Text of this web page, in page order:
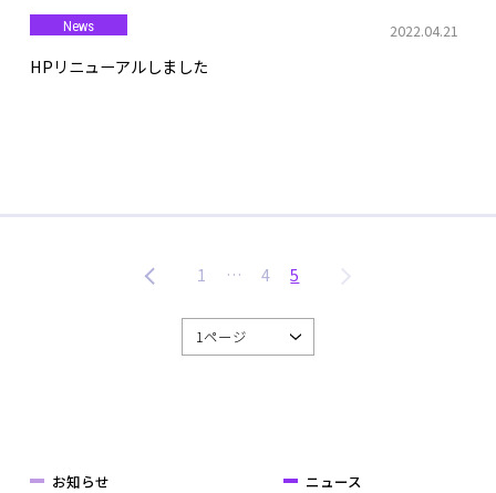
お知らせ ニュース
News 2022.04.21
HPリニューアルしました
1 … 4 5